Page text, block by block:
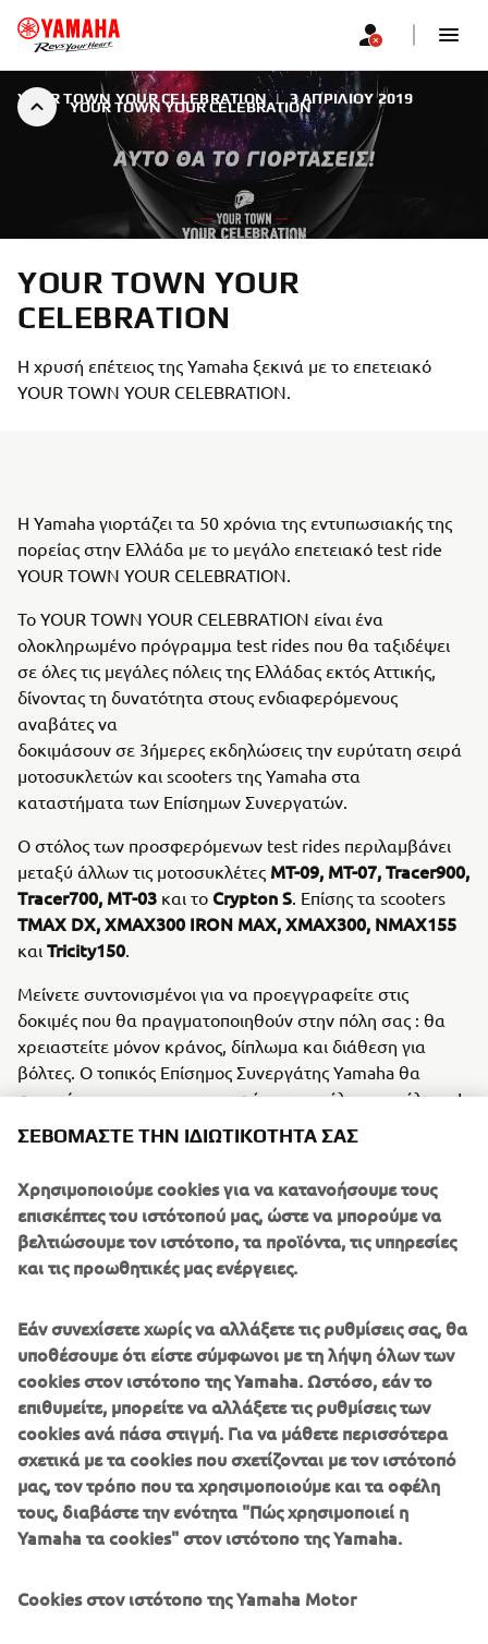
YOUR TOWN YOUR CELEBRATION
YOUR TOWN YOUR CELEBRATION | 3 ΑΠΡΙΛΊΟΥ 2019
YOUR TOWN YOUR
CELEBRATION
H χρυσή επέτειος της Yamaha ξεκινά με το επετειακό
YOUR TOWN YOUR CELEBRATION.
Η Yamaha γιορτάζει τα 50 χρόνια της εντυπωσιακής της
πορείας στην Ελλάδα με το μεγάλο επετειακό test ride
YOUR TOWN YOUR CELEBRATION.
Το YOUR TOWN YOUR CELEBRATION είναι ένα
ολοκληρωμένο πρόγραμμα test rides που θα ταξιδέψει
σε όλες τις μεγάλες πόλεις της Ελλάδας εκτός Αττικής,
δίνοντας τη δυνατότητα στους ενδιαφερόμενους
αναβάτες να
δοκιμάσουν σε 3ήμερες εκδηλώσεις την ευρύτατη σειρά
μοτοσυκλετών και scooters της Yamaha στα
καταστήματα των Επίσημων Συνεργατών.
O στόλος των προσφερόμενων test rides περιλαμβάνει
μεταξύ άλλων τις μοτοσυκλέτες MT-09, MT-07, Tracer900,
Τracer700, ΜΤ-03 και το Crypton S. Επίσης τα scooters
ΤΜΑΧ DX, ΧΜΑΧ300 IRON MAX, XMAX300, NMAX155
και Tricity150.
Μείνετε συντονισμένοι για να προεγγραφείτε στις
δοκιμές που θα πραγματοποιηθούν στην πόλη σας : θα
χρειαστείτε μόνον κράνος, δίπλωμα και διάθεση για
βόλτες. Ο τοπικός Επίσημος Συνεργάτης Yamaha θα
φροντίσει για την προεγγραφή σας και όλα τα υπόλοιπα!
To ΥΟUR TOWN YOUR CELEBRATION θα ταξιδέψει με
τον Απρίλιο σε Δράμα και Θεσσαλονίκη,
τον Μάιο σε Χίο και Κρήτη,
τον Ιούνιο σε Ρόδο, Πάτρα και Πύργο,
θα ολοκληρώσει το ταξίδι του τον Σεπτέμβριο
στην Ξάνθη.
Απευθυνθείτε στοΕπίσημο Δίκτυο Συνεργατών Yamaha
για περισσότερες πληροφορίες και για να ανακαλύψετε
την ημερομηνία που θα περάσει τοYOUR TOWN YOUR
CELEBRATIONαπό την πόλη σας.
Πληροφορίες για το YOUR TOWN YOUR
CELEBRATION: http://bit.ly/2019_YTYC_GR
https://www.yamaha-
motor.eu/gr/el/dealer-locator/
ΣΕΒΌΜΑΣΤΕ ΤΗΝ ΙΔΙΩΤΙΚΌΤΗΤΆ ΣΑΣ
Χρησιμοποιούμε cookies για να κατανοήσουμε τους
επισκέπτες του ιστότοπού μας, ώστε να μπορούμε να
βελτιώσουμε τον ιστότοπο, τα προϊόντα, τις υπηρεσίες
και τις προωθητικές μας ενέργειες.
Εάν συνεχίσετε χωρίς να αλλάξετε τις ρυθμίσεις σας, θα
υποθέσουμε ότι είστε σύμφωνοι με τη λήψη όλων των
cookies στον ιστότοπο της Yamaha. Ωστόσο, εάν το
επιθυμείτε, μπορείτε να αλλάξετε τις ρυθμίσεις των
cookies ανά πάσα στιγμή. Για να μάθετε περισσότερα
σχετικά με τα cookies που σχετίζονται με τον ιστότοπό
μας, τον τρόπο που τα χρησιμοποιούμε και τα οφέλη
τους, διαβάστε την ενότητα "Πώς χρησιμοποιεί η
Yamaha τα cookies" στον ιστότοπο της Yamaha.
Cookies στον ιστότοπο της Yamaha Motor